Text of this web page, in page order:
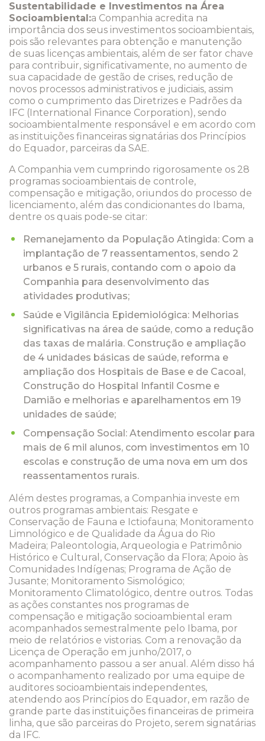
Sustentabilidade e Investimentos na Área
Socioambiental:a Companhia acredita na
importância dos seus investimentos socioambientais,
pois são relevantes para obtenção e manutenção
de suas licenças ambientais, além de ser fator chave
para contribuir, significativamente, no aumento de
sua capacidade de gestão de crises, redução de
novos processos administrativos e judiciais, assim
como o cumprimento das Diretrizes e Padrões da
IFC (International Finance Corporation), sendo
socioambientalmente responsável e em acordo com
as instituições financeiras signatárias dos Princípios
do Equador, parceiras da SAE.
A Companhia vem cumprindo rigorosamente os 28
programas socioambientais de controle,
compensação e mitigação, oriundos do processo de
licenciamento, além das condicionantes do Ibama,
dentre os quais pode-se citar:
Remanejamento da População Atingida: Com a
implantação de 7 reassentamentos, sendo 2
urbanos e 5 rurais, contando com o apoio da
Companhia para desenvolvimento das
atividades produtivas;
Saúde e Vigilância Epidemiológica: Melhorias
significativas na área de saúde, como a redução
das taxas de malária. Construção e ampliação
de 4 unidades básicas de saúde, reforma e
ampliação dos Hospitais de Base e de Cacoal,
Construção do Hospital Infantil Cosme e
Damião e melhorias e aparelhamentos em 19
unidades de saúde;
Compensação Social: Atendimento escolar para
mais de 6 mil alunos, com investimentos em 10
escolas e construção de uma nova em um dos
reassentamentos rurais.
Além destes programas, a Companhia investe em
outros programas ambientais: Resgate e
Conservação de Fauna e Ictiofauna; Monitoramento
Limnológico e de Qualidade da Água do Rio
Madeira; Paleontologia, Arqueologia e Patrimônio
Histórico e Cultural, Conservação da Flora; Apoio às
Comunidades Indígenas; Programa de Ação de
Jusante; Monitoramento Sismológico;
Monitoramento Climatológico, dentre outros. Todas
as ações constantes nos programas de
compensação e mitigação socioambiental eram
acompanhados semestralmente pelo Ibama, por
meio de relatórios e vistorias. Com a renovação da
Licença de Operação em junho/2017, o
acompanhamento passou a ser anual. Além disso há
o acompanhamento realizado por uma equipe de
auditores socioambientais independentes,
atendendo aos Princípios do Equador, em razão de
grande parte das instituições financeiras de primeira
linha, que são parceiras do Projeto, serem signatárias
da IFC.